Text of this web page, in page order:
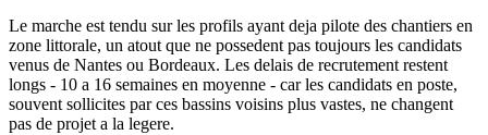
Le marche est tendu sur les profils ayant deja pilote des chantiers en
zone littorale, un atout que ne possedent pas toujours les candidats
venus de Nantes ou Bordeaux. Les delais de recrutement restent
longs - 10 a 16 semaines en moyenne - car les candidats en poste,
souvent sollicites par ces bassins voisins plus vastes, ne changent
pas de projet a la legere.